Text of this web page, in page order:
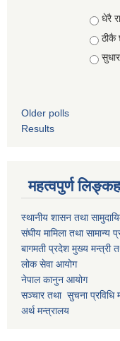
धेरै
ठीकै
Older polls
Results
महत्वपुर्ण
स्थानीय शासन तथा
संघीय मामिला तथा सामान्य
बागमती प्रदेश मुख्य मन्त्री
लोक सेवा आयोग
नेपाल कानुन आयोग
सञ्चार तथा सुचना प्रविधि
अर्थ मन्त्रालय